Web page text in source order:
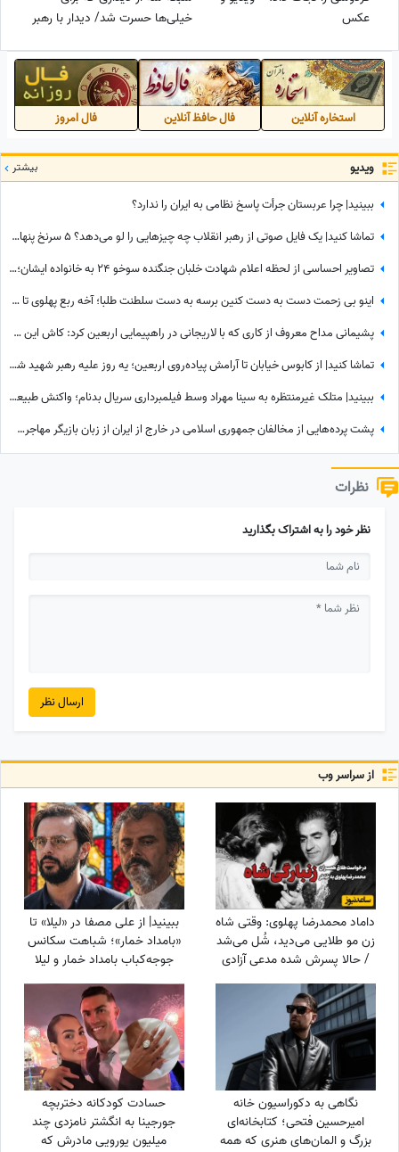
عکس
خیلی‌ها حسرت شد⁩/ دیدار با رهبر
استخاره آنلاین فال حافظ آنلاین فال امروز
ویدیو بیشتر
ببینید| چرا عربستان جرأت پاسخ نظامی به ایران را ندارد؟
تماشا کنید| یک فایل صوتی از رهبر انقلاب چه چیزهایی را لو می‌دهد؟ 5 سرنخ پنهان در یک صدا که چیزی از آن نمی‌دانستید
تصاویر احساسی از لحظه اعلام شهادت خلبان جنگنده سوخو 24 به خانواده ایشان؛ لحظاتی تلخ از گریه و اشک...
اینو بی زحمت دست به دست کنین برسه به دست سلطنت طلبا؛ آخه ربع پهلوی تا حالا توی دعوای محله‌ای هم شرکت نکرده که آرزوی این چنینی براش دارید!+ویدیو
پشیمانی مداح معروف از کاری که با لاریجانی در راهپیمایی اربعین کرد: کاش این کار را نمی‌کردم
تماشا کنید| از کابوس خیابان تا آرامش پیاده‌روی اربعین؛ یه روز علیه رهبر شهید شعار میدادم امروز شدم نایب الزیاره خود آقا...
ببینید| متلک غیرمنتظره به سینا مهراد وسط فیلمبرداری سریال بدنام؛ واکنش طبیعی او همه را غافلگیر کرد
پشت پرده‌هایی از مخالفان جمهوری اسلامی در خارج از ایران از زبان بازیگر مهاجرت کرده / حامیان جمهوری اسلامی جان خود را هم می‌دهند
نظرات
نظر خود را به اشتراک بگذارید
ارسال نظر
از سراسر وب
داماد محمدرضا پهلوی: وقتی شاه
زن مو طلایی می‌دید، شُل می‌شد
/ حالا پسرش شده مدعی آزادی
ببینید| از علی مصفا در «لیلا» تا
«بامداد خمار»؛ شباهت سکانس
جوجه‌کباب بامداد خمار و لیلا
نگاهی به دکوراسیون خانه
امیرحسین فتحی؛ کتابخانه‌ای
بزرگ و المان‌های هنری که همه
حسادت کودکانه دختربچه
جورجینا به انگشتر نامزدی چند
میلیون یورویی مادرش که